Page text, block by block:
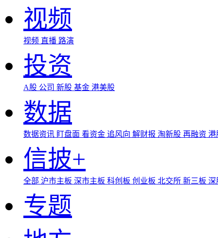
视频
视频 直播 路演
投资
A股 公司 新股 基金 港美股
数据
数据资讯 盯盘面 看资金 追风向 解财报 淘新股 再融资
信披+
全部 沪市主板 深市主板 科创板 创业板 北交所 新三板
专题